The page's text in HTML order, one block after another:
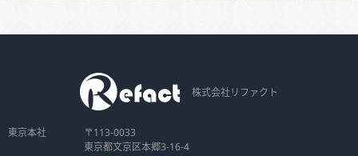
株式会社リファクト
東京本社
〒113-0033
東京都文京区本郷3-16-4